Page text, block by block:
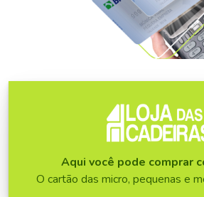
Aqui você pode comprar
O cartão das micro, pequenas e